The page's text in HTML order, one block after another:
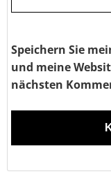
Speichern Sie
und meine
nächsten